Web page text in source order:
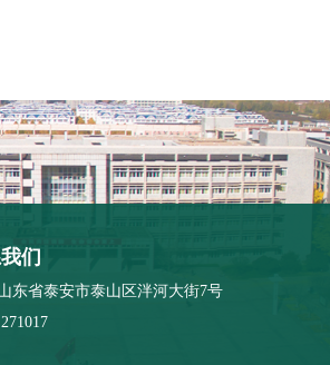
们
东省泰安市泰山区泮河大街7号